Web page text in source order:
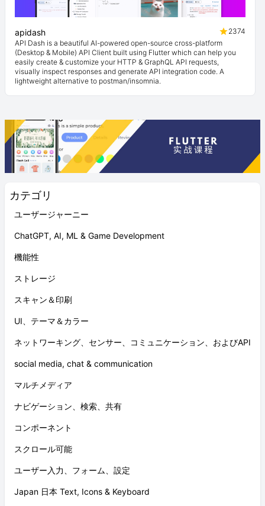
カテゴリ
ユーザージャーニー
ChatGPT, AI, ML & Game Development
機能性
ストレージ
スキャン＆印刷
UI、テーマ＆カラー
ネットワーキング、センサー、コミュニケーション、およびAPI
social media, chat & communication
マルチメディア
ナビゲーション、検索、共有
コンポーネント
スクロール可能
ユーザー入力、フォーム、設定
Japan 日本 Text, Icons & Keyboard
apidash
2374
API Dash is a beautiful AI-powered open-source cross-platform
(Desktop & Mobile) API Client built using Flutter which can help you
easily create & customize your HTTP & GraphQL API requests,
visually inspect responses and generate API integration code. A
lightweight alternative to postman/insomnia.